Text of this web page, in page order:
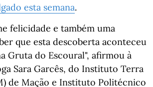
esta semana.
felicidade e também uma
que esta descoberta aconteceu
Gruta do Escoural", afirmou à
Sara Garcês, do Instituto Terra
de Mação e Instituto Politécnico